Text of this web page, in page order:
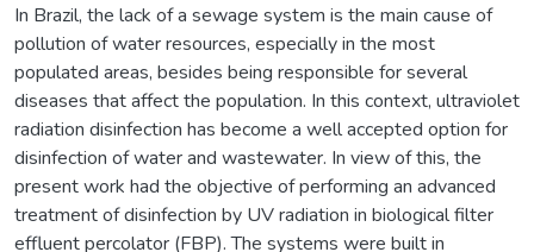
In Brazil, the lack of a sewage system is the main cause of
pollution of water resources, especially in the most
populated areas, besides being responsible for several
diseases that affect the population. In this context, ultraviolet
radiation disinfection has become a well accepted option for
disinfection of water and wastewater. In view of this, the
present work had the objective of performing an advanced
treatment of disinfection by UV radiation in biological filter
effluent percolator (FBP). The systems were built in